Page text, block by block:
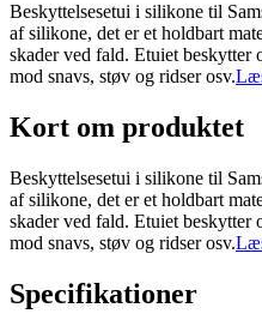
Beskyttelsesetui i silikone til
af silikone, det er et holdbart
skader ved fald. Etuiet beskytter
mod snavs, støv og ridser osv.
Kort om produktet
Beskyttelsesetui i silikone til
af silikone, det er et holdbart
skader ved fald. Etuiet beskytter
mod snavs, støv og ridser osv.
Specifikationer